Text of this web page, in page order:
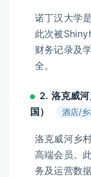
诺丁汉大学
此次被
财务记录及
全。
2. 洛克威
国）
酒店/
洛克威河乡
高端会员。
务及运营数